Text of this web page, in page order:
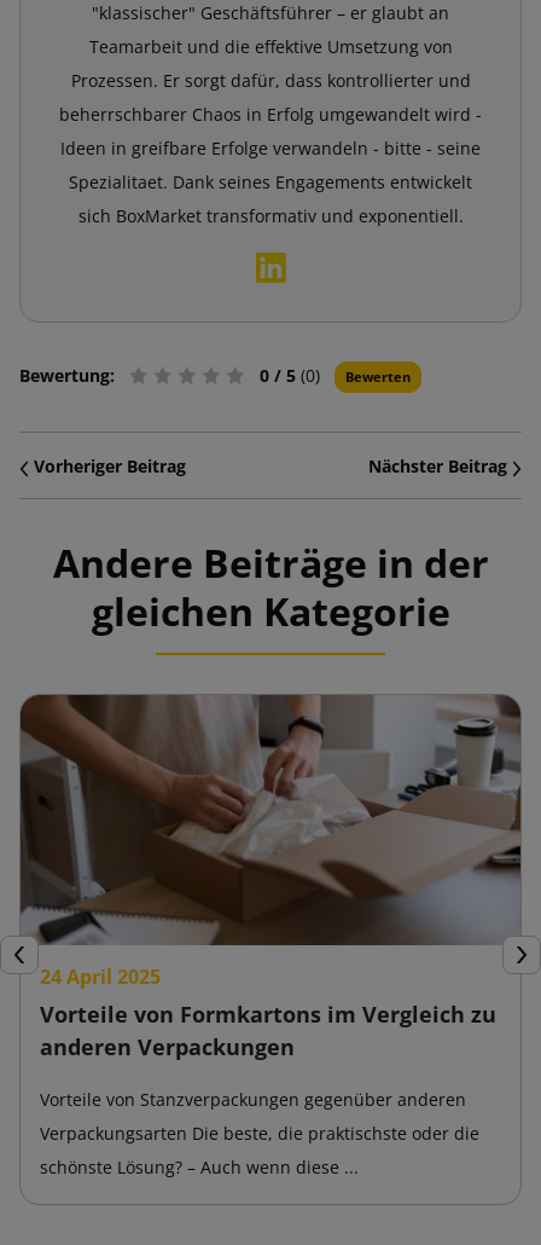
"klassischer" Geschäftsführer – er glaubt an
Teamarbeit und die effektive Umsetzung von
Prozessen. Er sorgt dafür, dass kontrollierter und
beherrschbarer Chaos in Erfolg umgewandelt wird -
Ideen in greifbare Erfolge verwandeln - bitte - seine
Spezialitaet. Dank seines Engagements entwickelt
sich BoxMarket transformativ und exponentiell.
Bewertung: 0 / 5 (0) Bewerten
Vorheriger Beitrag Nächster Beitrag
Andere Beiträge in der
gleichen Kategorie
Zurück24 April 2025
Vorteile von Formkartons im Vergleich zu
anderen Verpackungen
Vorteile von Stanzverpackungen gegenüber anderen
Verpackungsarten Die beste, die praktischste oder die
schönste Lösung? – Auch wenn diese ...